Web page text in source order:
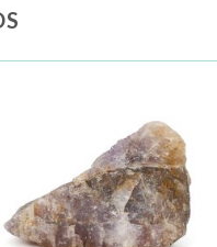
lista de
deseos